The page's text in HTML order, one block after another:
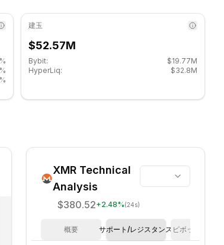
建玉
$52.57M
Bybit:
$19.77M
HyperLiq:
$32.8M
XMRTechnical
Analysis
$380.52+2.48%(24s)
概要 サポート/レジスタンス ピボットポイン